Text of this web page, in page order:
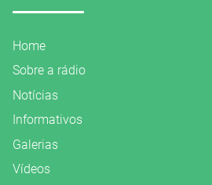
Home
Sobre a rádio
Notícias
Informativos
Galerias
Vídeos